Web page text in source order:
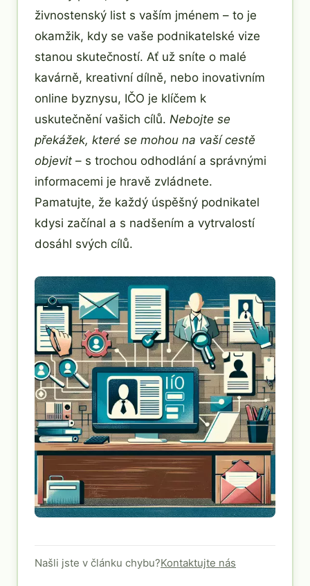
živnostenský list s vaším jménem – to je
okamžik, kdy se vaše podnikatelské vize
stanou skutečností. Ať už sníte o malé
kavárně, kreativní dílně, nebo inovativním
online byznysu, IČO je klíčem k
uskutečnění vašich cílů. Nebojte se
překážek, které se mohou na vaší cestě
objevit – s trochou odhodlání a správnými
informacemi je hravě zvládnete.
Pamatujte, že každý úspěšný podnikatel
kdysi začínal a s nadšením a vytrvalostí
dosáhl svých cílů.
Našli jste v článku chybu?Kontaktujte nás